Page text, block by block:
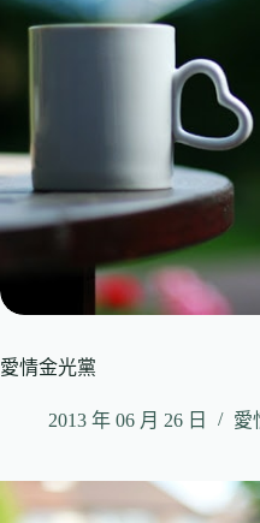
愛情金光黨
2013 年 06 月 26 日 愛